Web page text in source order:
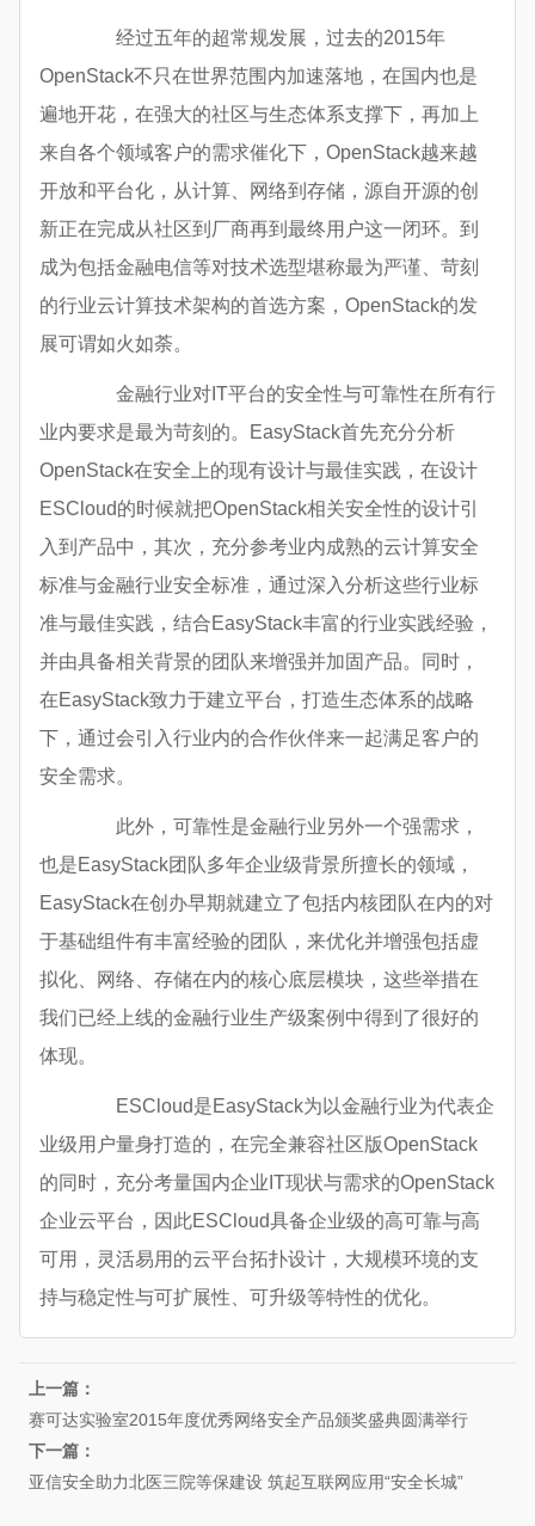
经过五年的超常规发展，过去的2015年
OpenStack不只在世界范围内加速落地，在国内也是
遍地开花，在强大的社区与生态体系支撑下，再加上
来自各个领域客户的需求催化下，OpenStack越来越
开放和平台化，从计算、网络到存储，源自开源的创
新正在完成从社区到厂商再到最终用户这一闭环。到
成为包括金融电信等对技术选型堪称最为严谨、苛刻
的行业云计算技术架构的首选方案，OpenStack的发
展可谓如火如荼。
金融行业对IT平台的安全性与可靠性在所有行
业内要求是最为苛刻的。EasyStack首先充分分析
OpenStack在安全上的现有设计与最佳实践，在设计
ESCloud的时候就把OpenStack相关安全性的设计引
入到产品中，其次，充分参考业内成熟的云计算安全
标准与金融行业安全标准，通过深入分析这些行业标
准与最佳实践，结合EasyStack丰富的行业实践经验，
并由具备相关背景的团队来增强并加固产品。同时，
在EasyStack致力于建立平台，打造生态体系的战略
下，通过会引入行业内的合作伙伴来一起满足客户的
安全需求。
此外，可靠性是金融行业另外一个强需求，
也是EasyStack团队多年企业级背景所擅长的领域，
EasyStack在创办早期就建立了包括内核团队在内的对
于基础组件有丰富经验的团队，来优化并增强包括虚
拟化、网络、存储在内的核心底层模块，这些举措在
我们已经上线的金融行业生产级案例中得到了很好的
体现。
ESCloud是EasyStack为以金融行业为代表企
业级用户量身打造的，在完全兼容社区版OpenStack
的同时，充分考量国内企业IT现状与需求的OpenStack
企业云平台，因此ESCloud具备企业级的高可靠与高
可用，灵活易用的云平台拓扑设计，大规模环境的支
持与稳定性与可扩展性、可升级等特性的优化。
上一篇：
赛可达实验室2015年度优秀网络安全产品颁奖盛典圆满举行
下一篇：
亚信安全助力北医三院等保建设 筑起互联网应用“安全长城”